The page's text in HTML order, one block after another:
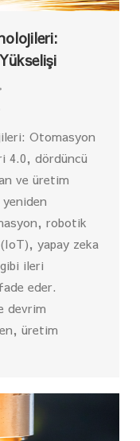
Otomasyon
4.0, dördüncü
ve üretim
robotik
yapay zeka
ileri
eder.
devrim
üretim